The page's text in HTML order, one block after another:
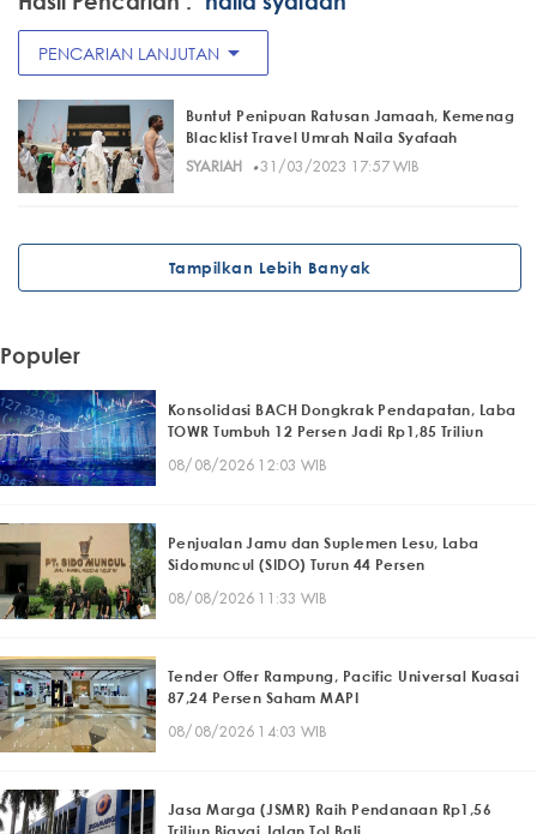
PENCARIAN LANJUTAN arrow_drop_down
Buntut Penipuan Ratusan Jamaah, Kemenag
Blacklist Travel Umrah Naila Syafaah
SYARIAH
· 31/03/2023 17:57 WIB
Tampilkan Lebih Banyak
Populer
Konsolidasi BACH Dongkrak Pendapatan, Laba
TOWR Tumbuh 12 Persen Jadi Rp1,85 Triliun
08/08/2026 12:03 WIB
Penjualan Jamu dan Suplemen Lesu, Laba
Sidomuncul (SIDO) Turun 44 Persen
08/08/2026 11:33 WIB
Tender Offer Rampung, Pacific Universal Kuasai
87,24 Persen Saham MAPI
08/08/2026 14:03 WIB
Jasa Marga (JSMR) Raih Pendanaan Rp1,56